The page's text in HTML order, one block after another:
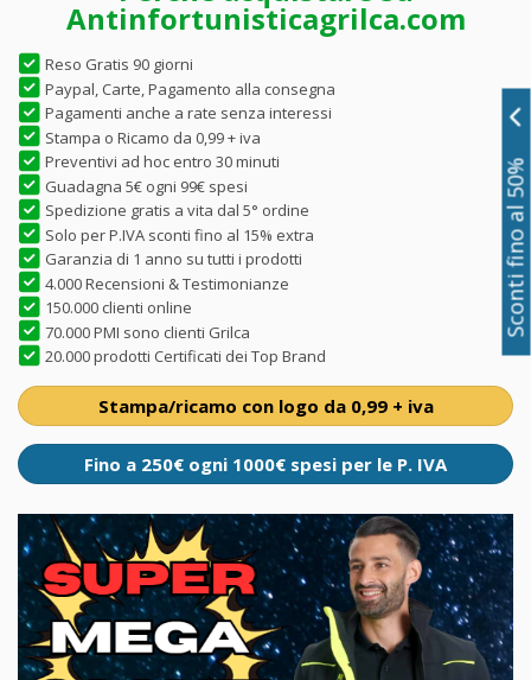
Antinfortunisticagrilca.com
Reso Gratis 90 giorni
Paypal, Carte, Pagamento alla consegna
Pagamenti anche a rate senza interessi
Stampa o Ricamo da 0,99 + iva
Preventivi ad hoc entro 30 minuti
Guadagna 5€ ogni 99€ spesi
Spedizione gratis a vita dal 5° ordine
Solo per P.IVA sconti fino al 15% extra
Garanzia di 1 anno su tutti i prodotti
4.000 Recensioni & Testimonianze
150.000 clienti online
70.000 PMI sono clienti Grilca
20.000 prodotti Certificati dei Top Brand
Stampa/ricamo con logo da 0,99 + iva
Fino a 250€ ogni 1000€ spesi per le P. IVA
Sconti fino al 50%